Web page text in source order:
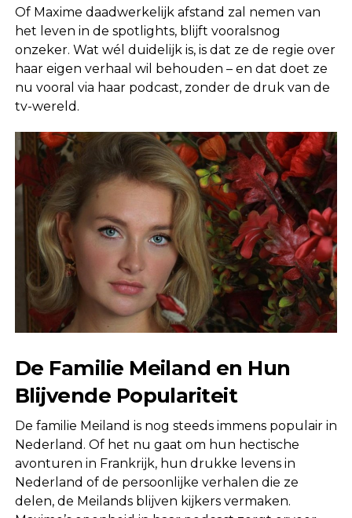
Of Maxime daadwerkelijk afstand zal nemen van
het leven in de spotlights, blijft vooralsnog
onzeker. Wat wél duidelijk is, is dat ze de regie over
haar eigen verhaal wil behouden – en dat doet ze
nu vooral via haar podcast, zonder de druk van de
tv-wereld.
De Familie Meiland en Hun
Blijvende Populariteit
De familie Meiland is nog steeds immens populair in
Nederland. Of het nu gaat om hun hectische
avonturen in Frankrijk, hun drukke levens in
Nederland of de persoonlijke verhalen die ze
delen, de Meilands blijven kijkers vermaken.